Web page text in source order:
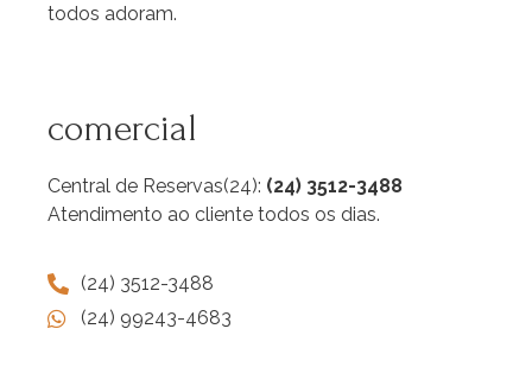
todos adoram.
comercial
Central de Reservas(24): (24) 3512-3488
Atendimento ao cliente todos os dias.
(24) 3512-3488
(24) 99243-4683